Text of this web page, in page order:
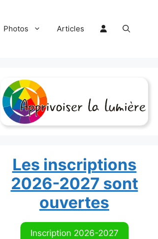
Photos Articles
Les inscriptions
2026-2027 sont
ouvertes
Inscription 2026-2027